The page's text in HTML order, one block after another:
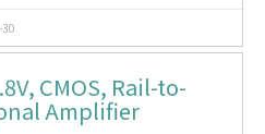
CMOS, Rail-to-
Amplifier